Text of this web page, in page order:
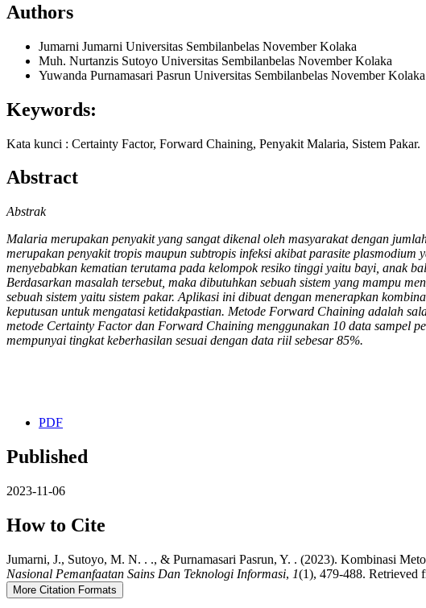
Authors
Jumarni Jumarni Universitas Sembilanbelas November Kolaka
Muh. Nurtanzis Sutoyo Universitas Sembilanbelas November Kolaka
Yuwanda Purnamasari Pasrun Universitas Sembilanbelas November Kolaka
Keywords:
Kata kunci : Certainty Factor, Forward Chaining, Penyakit Malaria, Sistem Pakar.
Abstract
Abstrak
Malaria merupakan penyakit yang sangat dikenal oleh masyarakat dengan
merupakan penyakit tropis maupun subtropis infeksi akibat parasite
menyebabkan kematian terutama pada kelompok resiko tinggi yaitu bayi, anak
Berdasarkan masalah tersebut, maka dibutuhkan sebuah sistem yang mampu
sebuah sistem yaitu sistem pakar. Aplikasi ini dibuat dengan menerapkan
keputusan untuk mengatasi ketidakpastian. Metode Forward Chaining adalah
metode Certainty Factor dan Forward Chaining menggunakan 10 data sampel
mempunyai tingkat keberhasilan sesuai dengan data riil sebesar 85%.
PDF
Published
2023-11-06
How to Cite
Jumarni, J., Sutoyo, M. N. . ., & Purnamasari Pasrun, Y. . (2023). Kombinasi
Nasional Pemanfaatan Sains Dan Teknologi Informasi, 1(1), 479-488. Retrieved
More Citation Formats